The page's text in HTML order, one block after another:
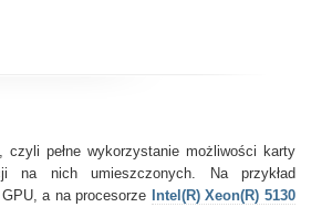
czyli pełne wykorzystanie możliwości karty
na nich umieszczonych. Na przykład
a na procesorze
Intel(R) Xeon(R) 5130